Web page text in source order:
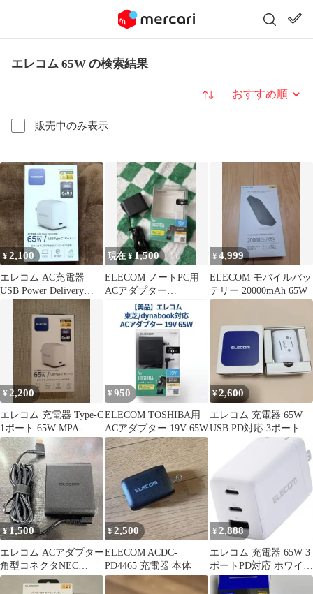
エレコム 65W の検索結果
販売中のみ表示
並び替え
¥2,100
エレコム AC充電器
USB Power Delivery
65W ホワイト
現在 ¥ 1,500
ELECOM ノートPC用
ACアダプター
TOSHIBA用
¥4,999
ELECOM モバイルバッ
テリー 20000mAh 65W
¥ 2,200
エレコム 充電器 Type-C
1ポート 65W MPA-
ACCP8565WH
¥ 950
ELECOM TOSHIBA用
ACアダプター 19V 65W
¥2,600
エレコム 充電器 65W
USB PD対応 3ポート
Type-C USB-A
¥1,500
エレコム ACアダプター
角型コネクタNEC
ACDC-2065NEBK
¥2,500
ELECOM ACDC-
PD4465 充電器 本体
¥ 2,888
エレコム 充電器 65W 3
ポートPD対応 ホワイト
Type-C USB-A